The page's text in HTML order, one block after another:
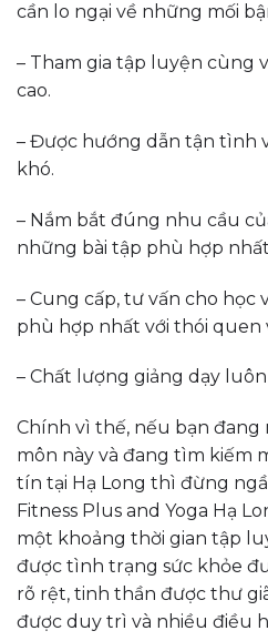
cần lo ngại về những mối
– Tham gia tập luyện cùng
cao.
– Được hướng dẫn tận tình
khó.
– Nắm bắt đúng nhu cầu
những bài tập phù hợp
– Cung cấp, tư vấn cho học
phù hợp nhất với thói quen
– Chất lượng giảng dạy
Chính vì thế, nếu bạn đang
môn này và đang tìm kiếm
tín tại Hạ Long thì đừng
Fitness Plus and Yoga Hạ
một khoảng thời gian tập
được tình trạng sức khỏe
rõ rệt, tinh thần được thư
được duy trì và nhiều điều